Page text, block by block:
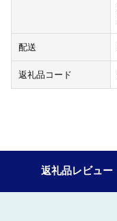
配送
返礼品コード
返礼品レビュー